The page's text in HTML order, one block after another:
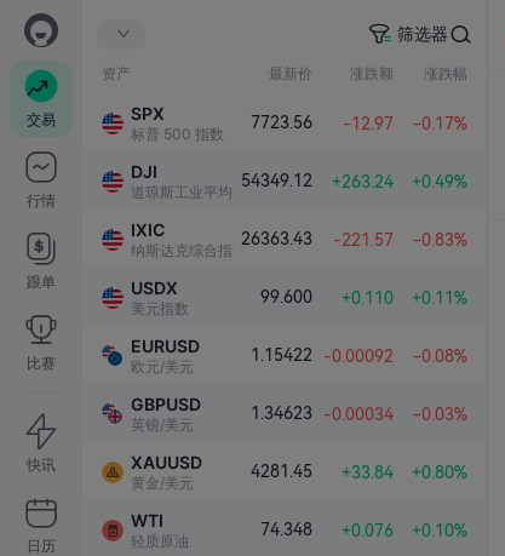
交易
行情
跟单
比赛
快讯
日历
筛选器
资产 最新价 涨跌额 涨跌幅
SPX
标普 500 指数
7723.56 -12.97 -0.17%
DJI
道琼斯工业平均指数
54349.12 +263.24 +0.49%
IXIC
纳斯达克综合指数
26363.43 -221.57 -0.83%
USDX
美元指数
99.600 +0.110 +0.11%
EURUSD
欧元/美元
1.15422 -0.00092 -0.08%
GBPUSD
英镑/美元
1.34623 -0.00034 -0.03%
XAUUSD
黄金/美元
4281.45 +33.84 +0.80%
WTI
轻质原油
74.348 +0.076 +0.10%